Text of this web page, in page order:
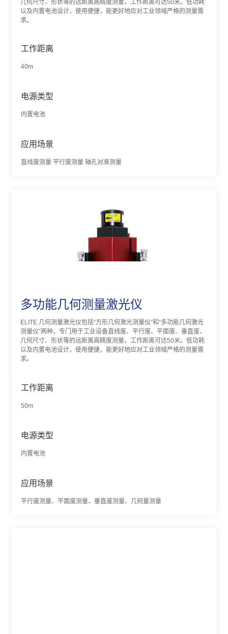
几何尺寸、形状等的远距离高精度测量，工作距离可达50米。低功耗
以及内置电池设计，使用便捷，能更好地应对工业领域严格的测量需
求。
工作距离
40m
电源类型
内置电池
应用场景
直线度测量 平行度测量 轴孔对准测量
多功能几何测量激光仪
ELITE 几何测量激光仪包括“方形几何激光测量仪”和“多功能几何激光
测量仪”两种，专门用于工业设备直线度、平行度、平面度、垂直度、
几何尺寸、形状等的远距离高精度测量，工作距离可达50米。低功耗
以及内置电池设计，使用便捷，能更好地应对工业领域严格的测量需
求。
工作距离
50m
电源类型
内置电池
应用场景
平行度测量、平面度测量、垂直度测量、几何量测量